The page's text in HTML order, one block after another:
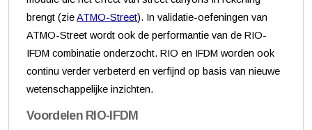
brengt (zieATMO-Street). In validatie-oefeningen van
ATMO-Street wordt ook de performantie van de RIO-
IFDM combinatie onderzocht. RIO en IFDM worden ook
continu verder verbeterd en verfijnd op basis van nieuwe
wetenschappelijke inzichten.
Voordelen RIO-IFDM